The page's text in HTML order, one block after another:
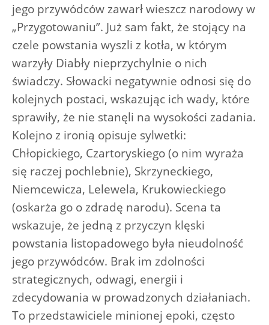
jego przywódców zawarł wieszcz narodowy w
„Przygotowaniu”. Już sam fakt, że stojący na
czele powstania wyszli z kotła, w którym
warzyły Diabły nieprzychylnie o nich
świadczy. Słowacki negatywnie odnosi się do
kolejnych postaci, wskazując ich wady, które
sprawiły, że nie stanęli na wysokości zadania.
Kolejno z ironią opisuje sylwetki:
Chłopickiego, Czartoryskiego (o nim wyraża
się raczej pochlebnie), Skrzyneckiego,
Niemcewicza, Lelewela, Krukowieckiego
(oskarża go o zdradę narodu). Scena ta
wskazuje, że jedną z przyczyn klęski
powstania listopadowego była nieudolność
jego przywódców. Brak im zdolności
strategicznych, odwagi, energii i
zdecydowania w prowadzonych działaniach.
To przedstawiciele minionej epoki, często